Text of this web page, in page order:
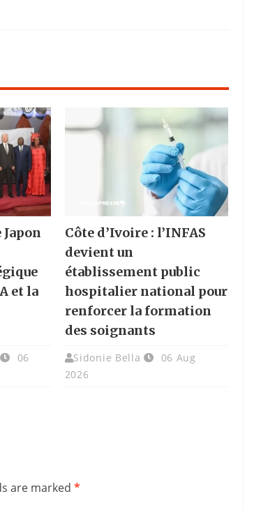
et la
06
Côte d’Ivoire : l’INFAS
devient un
établissement public
hospitalier national pour
renforcer la formation
des soignants
Sidonie Bella
06 Aug
2026
are marked *